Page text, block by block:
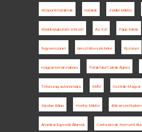
Központi hatalmak határok Zeidler Miklós
Kisebbségkutató Intézet Az Est Papp Károly
fegyverszünet breszt-litovszki béke Rozsnyó
magyar-román háború Patakfalvi-Czirják Ágnes
Tótország autonómiája MÁV Osztrák-Magyar
Nicolae Bălan Horthy Miklós
Amerikai Egyesült Államok Csehszlovák Nemzeti